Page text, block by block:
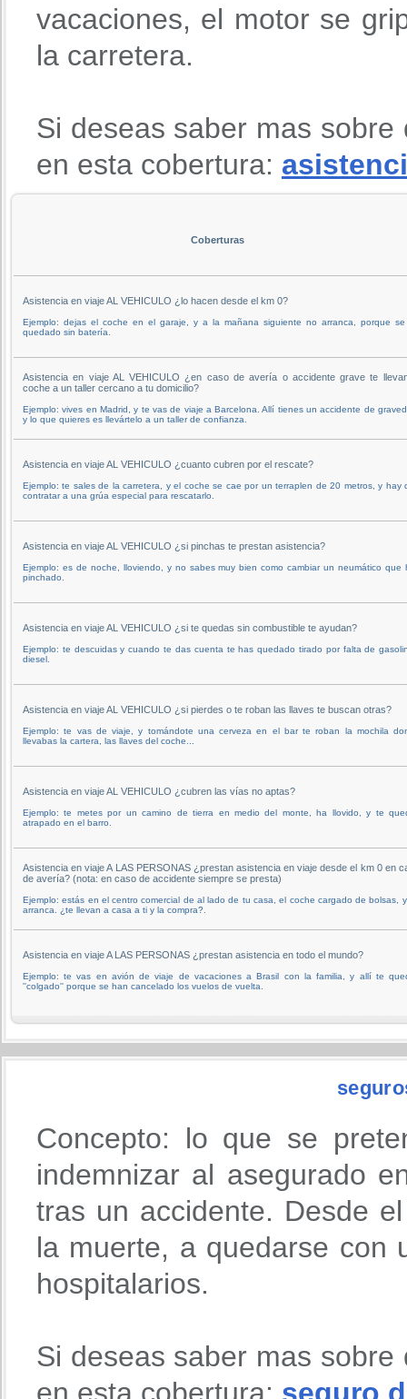
vacaciones, el motor se
la carretera.
Si deseas saber mas
en esta cobertura:
Coberturas
Asistencia en viaje AL VEHICULO ¿lo hacen desde el km 0?
Ejemplo: dejas el coche en el garaje, y a la mañana siguiente no arranca, porque
quedado sin batería.
Asistencia en viaje AL VEHICULO ¿en caso de avería o accidente grave te
coche a un taller cercano a tu domicilio?
Ejemplo: vives en Madrid, y te vas de viaje a Barcelona. Allí tienes un accidente de
y lo que quieres es llevártelo a un taller de confianza.
Asistencia en viaje AL VEHICULO ¿cuanto cubren por el rescate?
Ejemplo: te sales de la carretera, y el coche se cae por un terraplen de 20 metros, y hay
contratar a una grúa especial para rescatarlo.
Asistencia en viaje AL VEHICULO ¿si pinchas te prestan asistencia?
Ejemplo: es de noche, lloviendo, y no sabes muy bien como cambiar un neumático que
pinchado.
Asistencia en viaje AL VEHICULO ¿si te quedas sin combustible te ayudan?
Ejemplo: te descuidas y cuando te das cuenta te has quedado tirado por falta de
diesel.
Asistencia en viaje AL VEHICULO ¿si pierdes o te roban las llaves te buscan otras?
Ejemplo: te vas de viaje, y tomándote una cerveza en el bar te roban la mochila
llevabas la cartera, las llaves del coche...
Asistencia en viaje AL VEHICULO ¿cubren las vías no aptas?
Ejemplo: te metes por un camino de tierra en medio del monte, ha llovido, y te
atrapado en el barro.
Asistencia en viaje A LAS PERSONAS ¿prestan asistencia en viaje desde el km 0 en
de avería? (nota: en caso de accidente siempre se presta)
Ejemplo: estás en el centro comercial de al lado de tu casa, el coche cargado de bolsas,
arranca. ¿te llevan a casa a ti y la compra?.
Asistencia en viaje A LAS PERSONAS ¿prestan asistencia en todo el mundo?
Ejemplo: te vas en avión de viaje de vacaciones a Brasil con la familia, y allí te
''colgado'' porque se han cancelado los vuelos de vuelta.
Concepto: lo que se
indemnizar al asegurado
tras un accidente. Desde
la muerte, a quedarse con
hospitalarios.
Si deseas saber mas
en esta cobertura: seguro